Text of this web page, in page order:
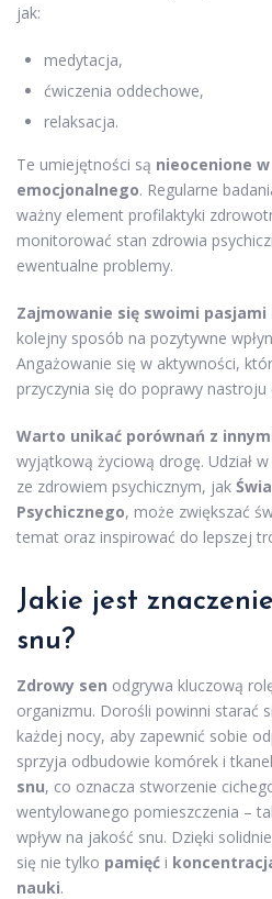
jak:
medytacja,
ćwiczenia oddechowe,
relaksacja.
Te umiejętności są nieocenione
emocjonalnego. Regularne
ważny element profilaktyki
monitorować stan zdrowia
ewentualne problemy.
Zajmowanie się swoimi
kolejny sposób na pozytywne
Angażowanie się w aktywności,
przyczynia się do poprawy
Warto unikać porównań z
wyjątkową życiową drogę. Udział
ze zdrowiem psychicznym, jak
Psychicznego, może zwiększać
temat oraz inspirować do lepszej
Jakie jest
snu?
Zdrowy sen odgrywa kluczową
organizmu. Dorośli powinni starać
każdej nocy, aby zapewnić sobie
sprzyja odbudowie komórek i
snu, co oznacza stworzenie
wentylowanego pomieszczenia –
wpływ na jakość snu. Dzięki
się nie tylko pamięć i
nauki.